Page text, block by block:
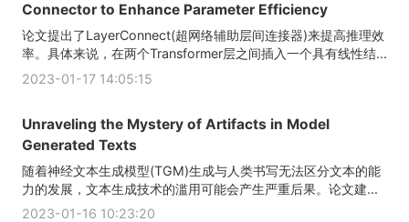
Connector to Enhance Parameter Efficiency
论文提出了LayerConnect(超网络辅助层间连接器)来提高推理效
率。具体来说，在两个Transformer层之间插入一个具有线性结...
2023-01-17 14:05:15
Unraveling the Mystery of Artifacts in Model
Generated Texts
随着神经文本生成模型(TGM)生成与人类书写无法区分文本的能
力的发展，文本生成技术的滥用可能会产生严重后果。论文建...
2023-01-16 10:23:20